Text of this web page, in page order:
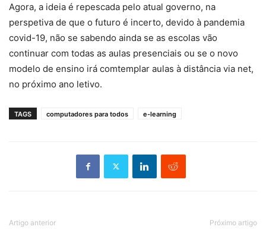
Agora, a ideia é repescada pelo atual governo, na
perspetiva de que o futuro é incerto, devido à pandemia
covid-19, não se sabendo ainda se as escolas vão
continuar com todas as aulas presenciais ou se o novo
modelo de ensino irá comtemplar aulas à distância via net,
no próximo ano letivo.
TAGS computadores para todos e-learning
Artigo anterior Próximo artigo